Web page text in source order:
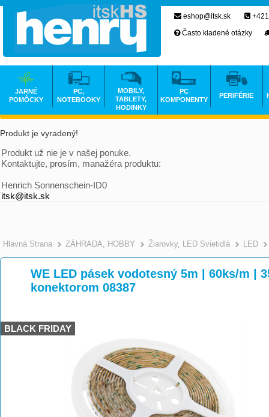
Produkt je vyradený!
Produkt už nie je v našej ponuke.
Kontaktujte, prosím, manažéra produktu:
Henrich Sonnenschein-ID0
itsk@itsk.sk
Hlavná Strana >
ZÁHRADA, HOBBY >
Žiarovky, LED Svietidlá LED
WE LED pásek vodotesný 5m | 60ks/m |
konektorom 08387
BLACK FRIDAY
eshop@itsk.sk
Často kladené otázky
JARNÉ
POMÔCKY
PC,
NOTEBOOKY
MOBILY,
TABLETY,
HODINKY
PC
KOMPONENTY
PERIFÉRIE